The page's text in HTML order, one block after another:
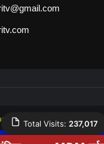
2026, All Rights
Total Visits: 237,017
By Mytesta.com